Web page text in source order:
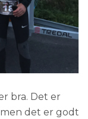
bra. Det er
det er godt